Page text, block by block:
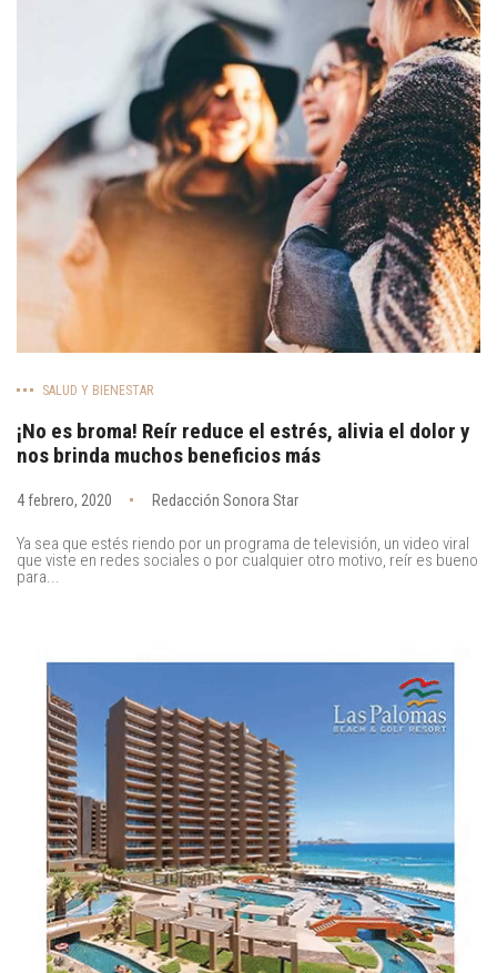
SALUD Y BIENESTAR
¡No es broma! Reír reduce el estrés, alivia el dolor y
nos brinda muchos beneficios más
4 febrero, 2020 Redacción Sonora Star
Ya sea que estés riendo por un programa de televisión, un video viral
que viste en redes sociales o por cualquier otro motivo, reír es bueno
para...